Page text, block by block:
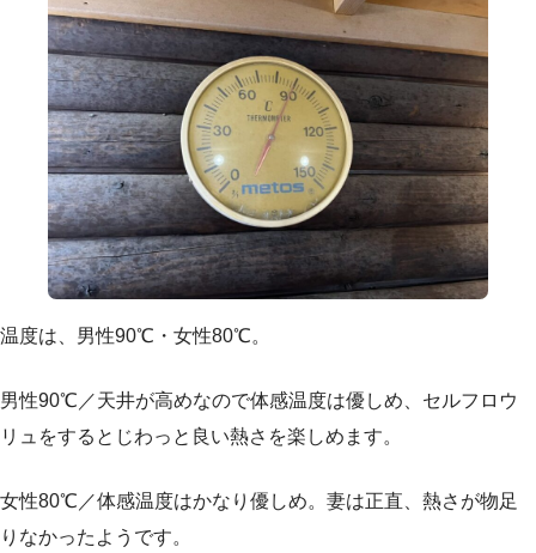
温度は、男性90℃・女性80℃。
男性90℃／天井が高めなので体感温度は優しめ、セルフロウ
リュをするとじわっと良い熱さを楽しめます。
女性80℃／体感温度はかなり優しめ。妻は正直、熱さが物足
りなかったようです。